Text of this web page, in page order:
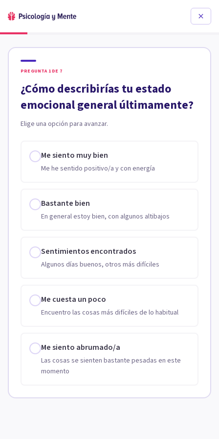
PREGUNTA 1 DE 7
¿Cómo describirías tu estado
emocional general últimamente?
Elige una opción para avanzar.
Me siento muy bien
Me he sentido positivo/a y con energía
Bastante bien
En general estoy bien, con algunos altibajos
Sentimientos encontrados
Algunos días buenos, otros más difíciles
Me cuesta un poco
Encuentro las cosas más difíciles de lo habitual
Me siento abrumado/a
Las cosas se sienten bastante pesadas en este
momento